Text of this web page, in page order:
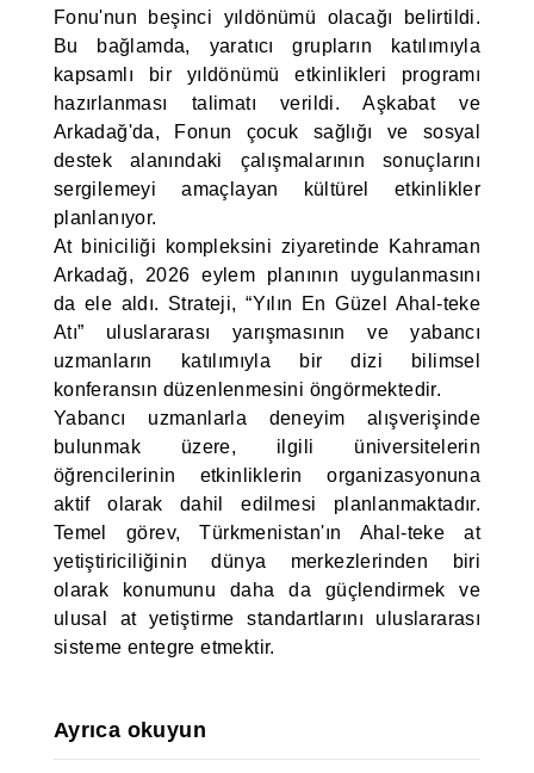
Fonu'nun beşinci yıldönümü olacağı belirtildi.
Bu bağlamda, yaratıcı grupların katılımıyla
kapsamlı bir yıldönümü etkinlikleri programı
hazırlanması talimatı verildi. Aşkabat ve
Arkadağ'da, Fonun çocuk sağlığı ve sosyal
destek alanındaki çalışmalarının sonuçlarını
sergilemeyi amaçlayan kültürel etkinlikler
planlanıyor.
At biniciliği kompleksini ziyaretinde Kahraman
Arkadağ, 2026 eylem planının uygulanmasını
da ele aldı. Strateji, “Yılın En Güzel Ahal-teke
Atı” uluslararası yarışmasının ve yabancı
uzmanların katılımıyla bir dizi bilimsel
konferansın düzenlenmesini öngörmektedir.
Yabancı uzmanlarla deneyim alışverişinde
bulunmak üzere, ilgili üniversitelerin
öğrencilerinin etkinliklerin organizasyonuna
aktif olarak dahil edilmesi planlanmaktadır.
Temel görev, Türkmenistan'ın Ahal-teke at
yetiştiriciliğinin dünya merkezlerinden biri
olarak konumunu daha da güçlendirmek ve
ulusal at yetiştirme standartlarını uluslararası
sisteme entegre etmektir.
Ayrıca okuyun